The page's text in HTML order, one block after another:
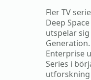
Fler TV
Deep
utspelar
Enterprise
Series i
utforskning